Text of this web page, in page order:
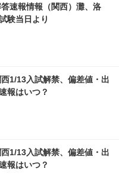
答速報情報（関西）灘、洛
験当日より
西1/13入試解禁、偏差値・出
報はいつ？
西1/13入試解禁、偏差値・出
報はいつ？